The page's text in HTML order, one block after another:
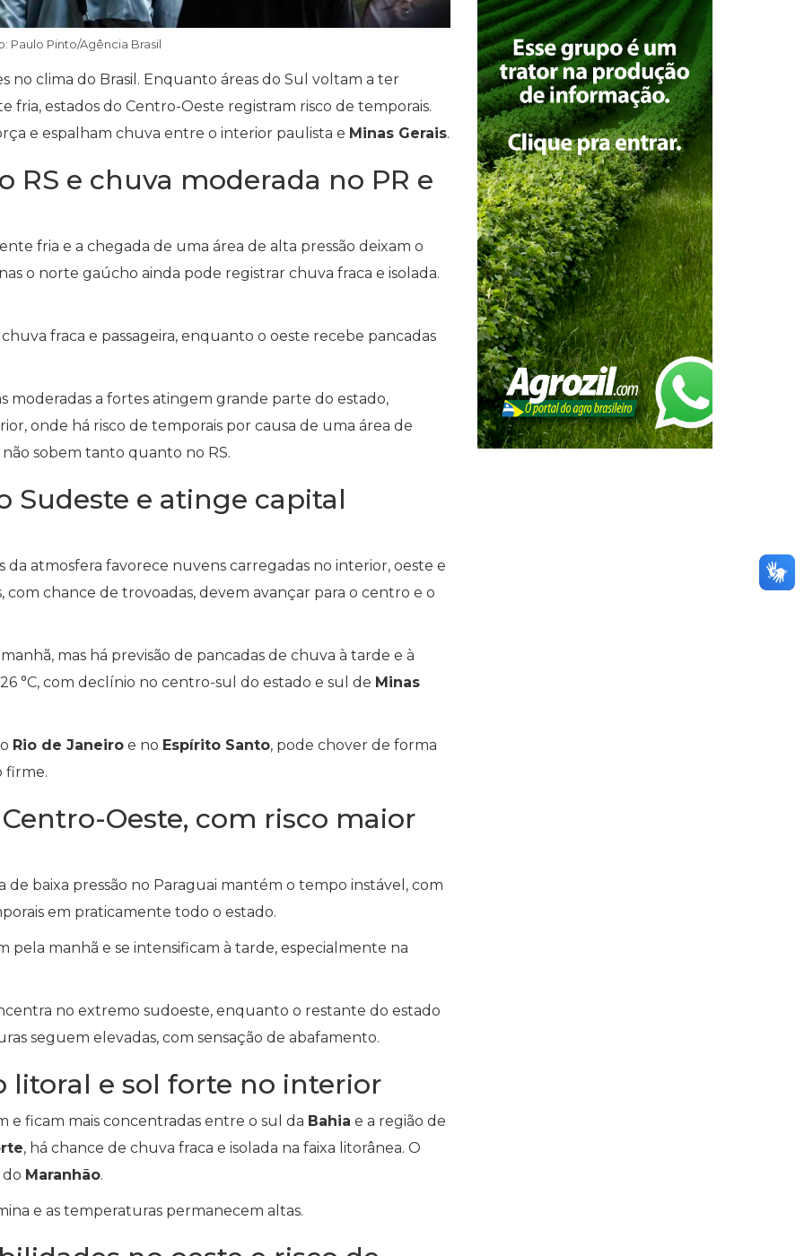
Paulo Pinto/Agência Brasil
no clima do Brasil. Enquanto áreas do Sul voltam a ter
fria, estados do Centro-Oeste registram risco de temporais.
e espalham chuva entre o interior paulista e Minas Gerais.
e chuva moderada no PR e
fria e a chegada de uma área de alta pressão deixam o
o norte gaúcho ainda pode registrar chuva fraca e isolada.
fraca e passageira, enquanto o oeste recebe pancadas
moderadas a fortes atingem grande parte do estado,
onde há risco de temporais por causa de uma área de
sobem tanto quanto no RS.
Sudeste e atinge capital
da atmosfera favorece nuvens carregadas no interior, oeste e
com chance de trovoadas, devem avançar para o centro e o
mas há previsão de pancadas de chuva à tarde e à
°C, com declínio no centro-sul do estado e sul de Minas
Rio de Janeiro e no Espírito Santo, pode chover de forma
firme.
Oeste, com risco maior
de baixa pressão no Paraguai mantém o tempo instável, com
em praticamente todo o estado.
pela manhã e se intensificam à tarde, especialmente na
no extremo sudoeste, enquanto o restante do estado
seguem elevadas, com sensação de abafamento.
litoral e sol forte no interior
e ficam mais concentradas entre o sul da Bahia e a região de
, há chance de chuva fraca e isolada na faixa litorânea. O
Maranhão.
e as temperaturas permanecem altas.